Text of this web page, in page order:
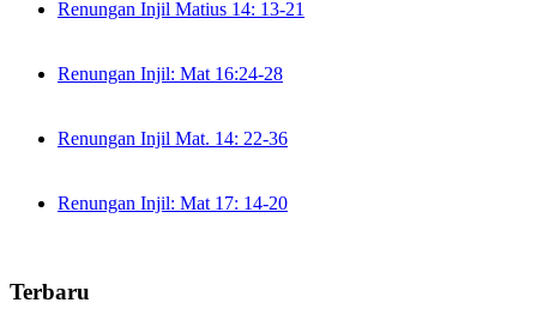
Renungan Injil Matius 14: 13-21
Renungan Injil: Mat 16:24-28
Renungan Injil Mat. 14: 22-36
Renungan Injil: Mat 17: 14-20
Terbaru